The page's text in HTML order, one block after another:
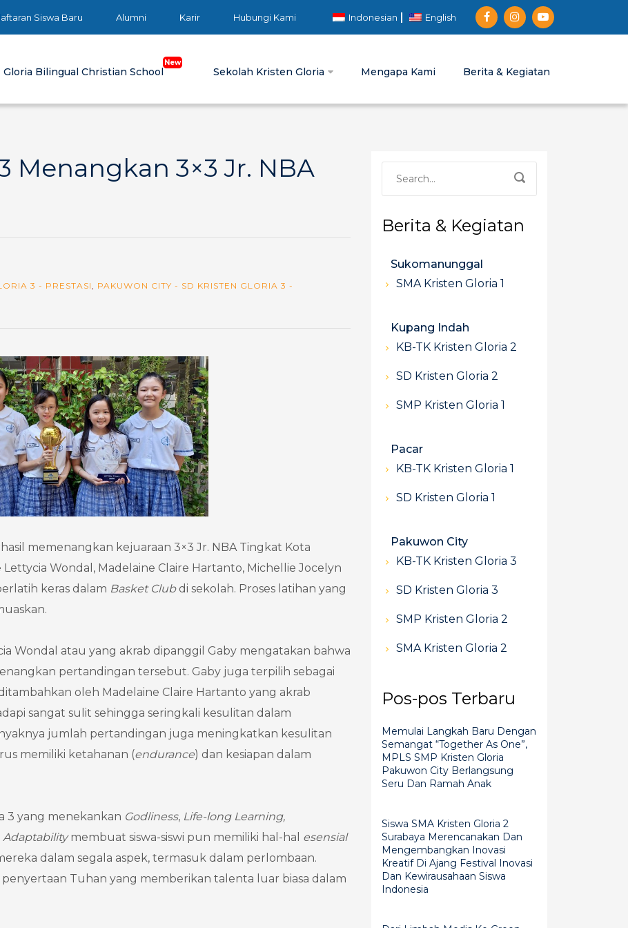
Siswa Baru Alumni Karir Hubungi Kami Indonesian English
Gloria Bilingual Christian School Sekolah Kristen Gloria Mengapa Kami Berita & Kegiatan
Menangkan 3×3 Jr. NBA
3 - PRESTASI, PAKUWON CITY - SD KRISTEN GLORIA 3 -
memenangkan kejuaraan 3×3 Jr. NBA Tingkat Kota
Wondal, Madelaine Claire Hartanto, Michellie Jocelyn
keras dalam Basket Club di sekolah. Proses latihan yang
Wondal atau yang akrab dipanggil Gaby mengatakan bahwa
pertandingan tersebut. Gaby juga terpilih sebagai
oleh Madelaine Claire Hartanto yang akrab
sangat sulit sehingga seringkali kesulitan dalam
jumlah pertandingan juga meningkatkan kesulitan
memiliki ketahanan (endurance) dan kesiapan dalam
3 yang menekankan Godliness, Life-long Learning,
Adaptabilitymembuat siswa-siswi pun memiliki hal-hal esensial
dalam segala aspek, termasuk dalam perlombaan.
Tuhan yang memberikan talenta luar biasa dalam
Berita & Kegiatan
Sukomanunggal
SMA Kristen Gloria 1
Kupang Indah
KB-TK Kristen Gloria 2
SD Kristen Gloria 2
SMP Kristen Gloria 1
Pacar
KB-TK Kristen Gloria 1
SD Kristen Gloria 1
Pakuwon City
KB-TK Kristen Gloria 3
SD Kristen Gloria 3
SMP Kristen Gloria 2
SMA Kristen Gloria 2
Pos-pos Terbaru
Memulai Langkah Baru Dengan
Semangat “Together As One”,
MPLS SMP Kristen Gloria
Pakuwon City Berlangsung
Seru Dan Ramah Anak
Siswa SMA Kristen Gloria 2
Surabaya Merencanakan Dan
Mengembangkan Inovasi
Kreatif Di Ajang Festival Inovasi
Dan Kewirausahaan Siswa
Indonesia